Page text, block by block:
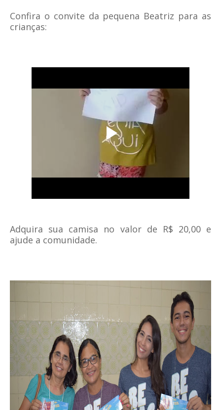
Confira o convite da pequena Beatriz para as
crianças:
Adquira sua camisa no valor de R$ 20,00 e
ajude a comunidade.